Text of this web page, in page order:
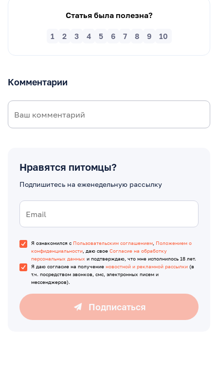
Статья была полезна?
10
9
8
7
6
5
4
3
2
1
Комментарии
Нравятся питомцы?
Подпишитесь на еженедельную рассылку
Я ознакомился с Пользовательским соглашением, Положением о
конфиденциальности, даю свое Согласие на обработку
персональных данных и подтверждаю, что мне исполнилось 18 лет.
Я даю согласие на получение новостной и рекламной рассылки (в
т.ч. посредством звонков, смс, электронных писем и
мессенджеров).
Подписаться